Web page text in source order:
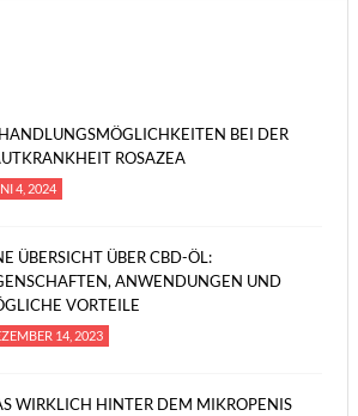
BEI DER
ROSAZEA
4, 2024
ÜBERSICHT ÜBER CBD-ÖL:
ANWENDUNGEN UND
VORTEILE
14, 2023
WIRKLICH HINTER DEM MIKROPENIS